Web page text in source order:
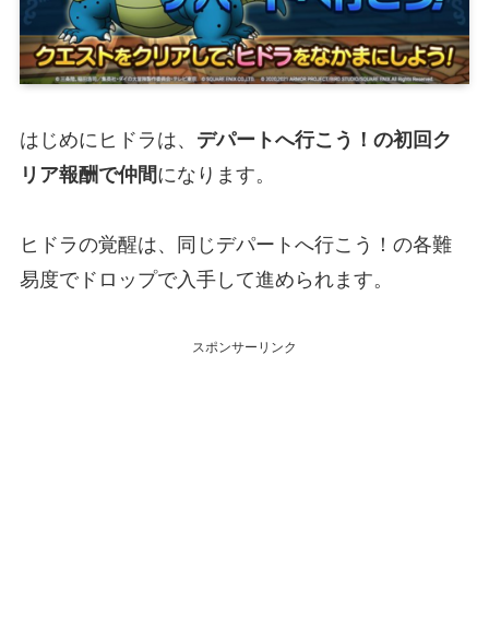
はじめにヒドラは、 デパートへ行こう！の初回ク
リア報酬で仲間になります。
ヒドラの覚醒は、同じデパートへ行こう！の各難
易度でドロップで入手して進められます。
スポンサーリンク